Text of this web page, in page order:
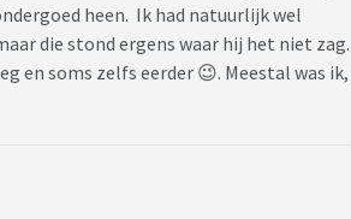
heen. Ik had natuurlijk wel
die stond ergens waar hij het niet zag.
en soms zelfs eerder 😉. Meestal was ik,